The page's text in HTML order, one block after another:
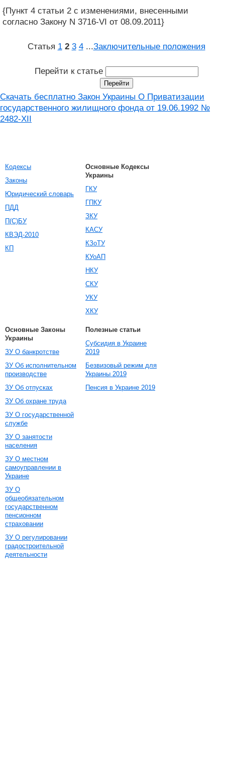
{Пункт 4 статьи 2 с изменениями, внесенными
согласно Закону N 3716-VI от 08.09.2011}
Статья 1 2 3 4 ...Заключительные положения
Перейти к статье
Скачать бесплатно Закон Украины О Приватизации
государственного жилищного фонда от 19.06.1992 №
2482-XII
Кодексы
Законы
Юридический словарь
ПДД
П(С)БУ
КВЭД-2010
КП
Основные Кодексы
Украины
ГКУ
ГПКУ
ЗКУ
КАСУ
КЗоТУ
КУоАП
НКУ
СКУ
УКУ
ХКУ
Основные Законы
Украины
ЗУ О банкротстве
ЗУ Об исполнительном
производстве
ЗУ Об отпусках
ЗУ Об охране труда
ЗУ О государственной
службе
ЗУ О занятости
населения
ЗУ О местном
самоуправлении в
Украине
ЗУ О
общеобязательном
государственном
пенсионном
страховании
ЗУ О регулировании
градостроительной
деятельности
Полезные статьи
Субсидия в Украине
2019
Безвизовый режим для
Украины 2019
Пенсия в Украине 2019